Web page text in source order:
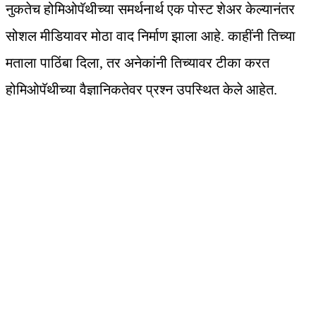
नुकतेच होमिओपॅथीच्या समर्थनार्थ एक पोस्ट शेअर केल्यानंतर
सोशल मीडियावर मोठा वाद निर्माण झाला आहे. काहींनी तिच्या
मताला पाठिंबा दिला, तर अनेकांनी तिच्यावर टीका करत
होमिओपॅथीच्या वैज्ञानिकतेवर प्रश्न उपस्थित केले आहेत.